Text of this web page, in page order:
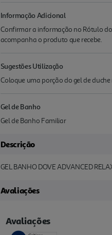
Informação Adicional
Confirmar a informação no Rótulo
acompanha o produto que recebe.
Sugestões Utilização
Coloque uma porção do gel de
Gel de Banho
Gel de Banho Familiar
Descrição
GEL BANHO DOVE ADVANCED
Avaliações